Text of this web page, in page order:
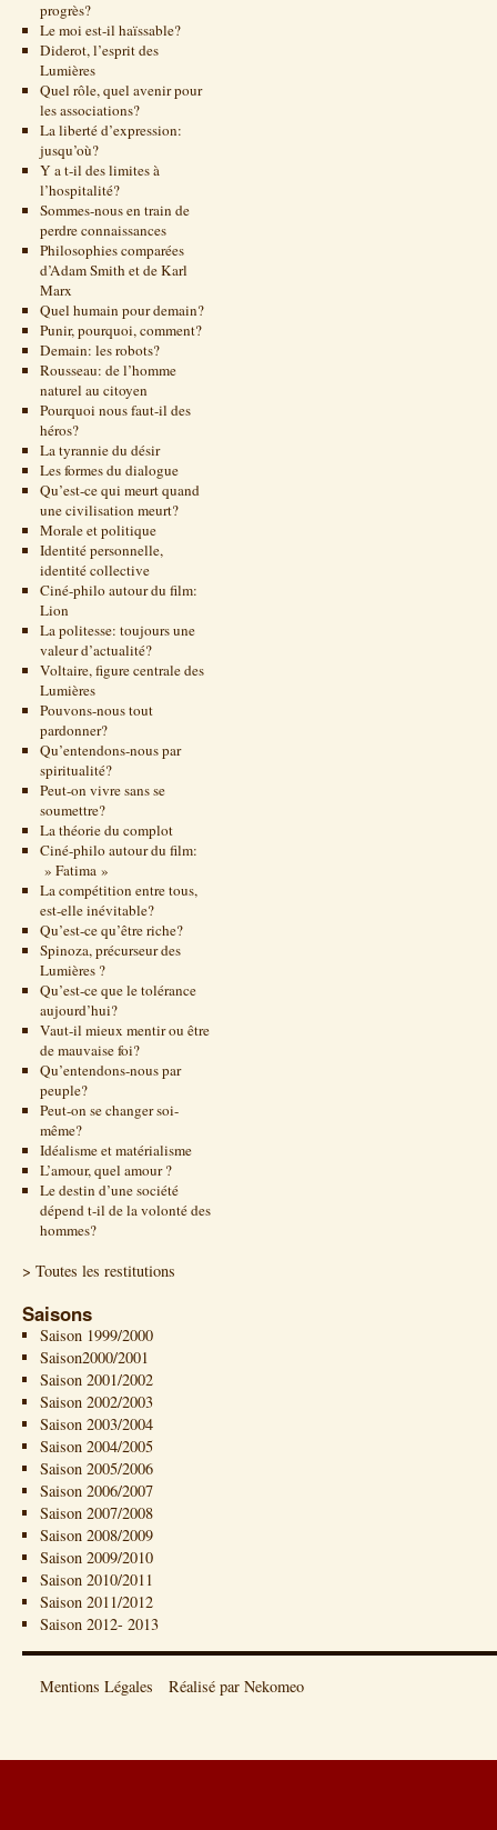
progrès?
Le moi est-il haïssable?
Diderot, l’esprit des
Lumières
Quel rôle, quel avenir pour
les associations?
La liberté d’expression:
jusqu’où?
Y a t-il des limites à
l’hospitalité?
Sommes-nous en train de
perdre connaissances
Philosophies comparées
d’Adam Smith et de Karl
Marx
Quel humain pour demain?
Punir, pourquoi, comment?
Demain: les robots?
Rousseau: de l’homme
naturel au citoyen
Pourquoi nous faut-il des
héros?
La tyrannie du désir
Les formes du dialogue
Qu’est-ce qui meurt quand
une civilisation meurt?
Morale et politique
Identité personnelle,
identité collective
Ciné-philo autour du film:
Lion
La politesse: toujours une
valeur d’actualité?
Voltaire, figure centrale des
Lumières
Pouvons-nous tout
pardonner?
Qu’entendons-nous par
spiritualité?
Peut-on vivre sans se
soumettre?
La théorie du complot
Ciné-philo autour du film:
» Fatima »
La compétition entre tous,
est-elle inévitable?
Qu’est-ce qu’être riche?
Spinoza, précurseur des
Lumières ?
Qu’est-ce que le tolérance
aujourd’hui?
Vaut-il mieux mentir ou être
de mauvaise foi?
Qu’entendons-nous par
peuple?
Peut-on se changer soi-
même?
Idéalisme et matérialisme
L’amour, quel amour ?
Le destin d’une société
dépend t-il de la volonté des
hommes?
> Toutes les restitutions
Saisons
Saison 1999/2000
Saison2000/2001
Saison 2001/2002
Saison 2002/2003
Saison 2003/2004
Saison 2004/2005
Saison 2005/2006
Saison 2006/2007
Saison 2007/2008
Saison 2008/2009
Saison 2009/2010
Saison 2010/2011
Saison 2011/2012
Saison 2012- 2013
Mentions Légales Réalisé par Nekomeo